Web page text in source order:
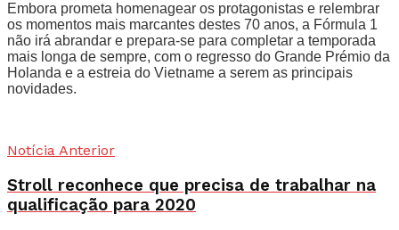
Embora prometa homenagear os protagonistas e relembrar
os momentos mais marcantes destes 70 anos, a Fórmula 1
não irá abrandar e prepara-se para completar a temporada
mais longa de sempre, com o regresso do Grande Prémio da
Holanda e a estreia do Vietname a serem as principais
novidades.
Notícia Anterior
Stroll reconhece que precisa de trabalhar na
qualificação para 2020